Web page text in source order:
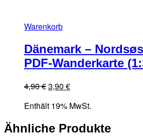
Warenkorb
Dänemark –
PDF-Wanderkarte
4,90€Ursprünglicher
war:
3,90 €Aktueller
ist:
Enthält 19% MwSt.
Ähnliche Produkte